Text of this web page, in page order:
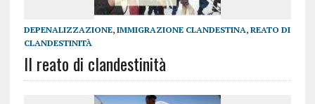
DEPENALIZZAZIONE, IMMIGRAZIONE CLANDESTINA, REATO DI
CLANDESTINITÀ
Il reato di clandestinità